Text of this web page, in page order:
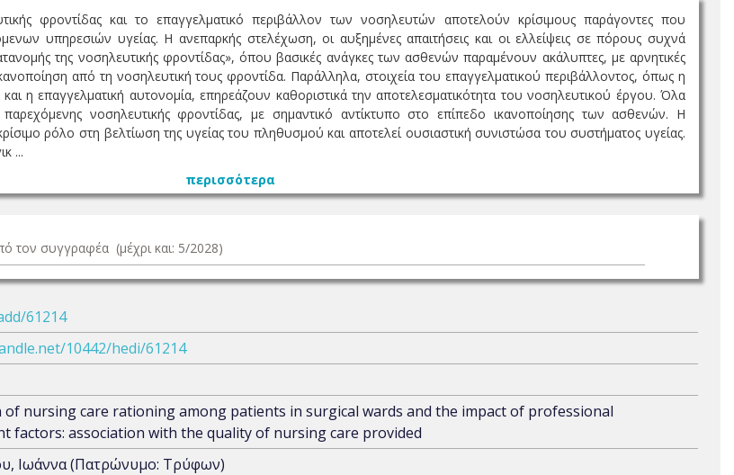
φροντίδας και το επαγγελματικό περιβάλλον των νοσηλευτών αποτελούν κρίσιμους παράγοντες που
υπηρεσιών υγείας. Η ανεπαρκής στελέχωση, οι αυξημένες απαιτήσεις και οι ελλείψεις σε πόρους συχνά
της νοσηλευτικής φροντίδας», όπου βασικές ανάγκες των ασθενών παραμένουν ακάλυπτες, με αρνητικές
από τη νοσηλευτική τους φροντίδα. Παράλληλα, στοιχεία του επαγγελματικού περιβάλλοντος, όπως η
η επαγγελματική αυτονομία, επηρεάζουν καθοριστικά την αποτελεσματικότητα του νοσηλευτικού έργου. Όλα
νοσηλευτικής φροντίδας, με σημαντικό αντίκτυπο στο επίπεδο ικανοποίησης των ασθενών. Η
ρόλο στη βελτίωση της υγείας του πληθυσμού και αποτελεί ουσιαστική συνιστώσα του συστήματος υγείας.
...
περισσότερα
τον συγγραφέα (μέχρι και: 5/2028)
61214
10442/hedi/61214
of nursing care rationing among patients in surgical wards and the impact of professional
factors: association with the quality of nursing care provided
Ιωάννα (Πατρώνυμο: Τρύφων)